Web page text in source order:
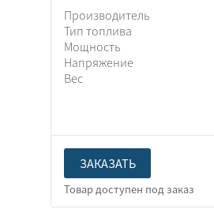
Производитель
Тип топлива
Мощность
Напряжение
Вес
ЗАКАЗАТЬ